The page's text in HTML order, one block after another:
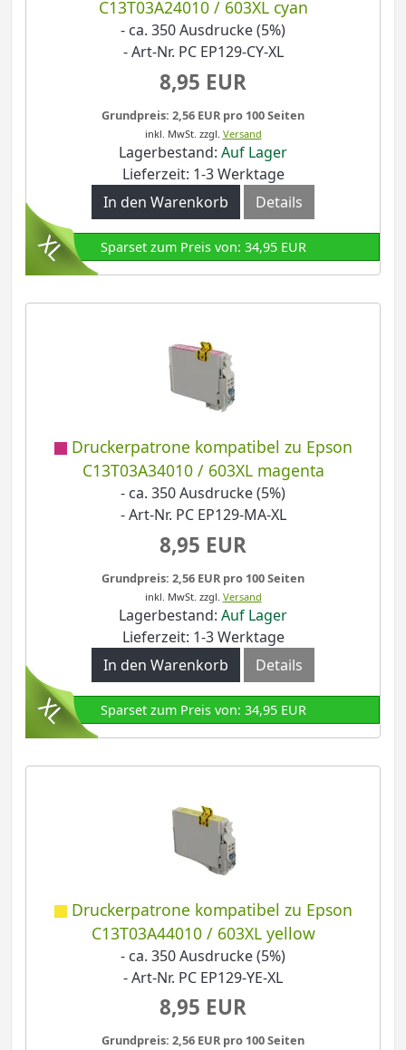
C13T03A24010 / 603XL cyan
- ca. 350 Ausdrucke (5%)
- Art-Nr. PC EP129-CY-XL
8,95 EUR
Grundpreis: 2,56 EUR pro 100 Seiten
inkl. MwSt. zzgl. Versand
Lagerbestand: Auf Lager
Lieferzeit: 1-3 Werktage
In den Warenkorb
Details
Sparset zum Preis von: 34,95 EUR
Druckerpatrone kompatibel zu Epson
C13T03A34010 / 603XL magenta
- ca. 350 Ausdrucke (5%)
- Art-Nr. PC EP129-MA-XL
8,95 EUR
Grundpreis: 2,56 EUR pro 100 Seiten
inkl. MwSt. zzgl. Versand
Lagerbestand: Auf Lager
Lieferzeit: 1-3 Werktage
In den Warenkorb
Details
Sparset zum Preis von: 34,95 EUR
Druckerpatrone kompatibel zu Epson
C13T03A44010 / 603XL yellow
- ca. 350 Ausdrucke (5%)
- Art-Nr. PC EP129-YE-XL
8,95 EUR
Grundpreis: 2,56 EUR pro 100 Seiten